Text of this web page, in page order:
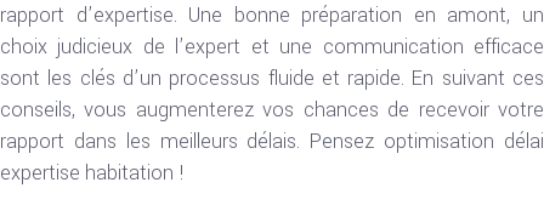
rapport d’expertise. Une bonne préparation en amont, un
choix judicieux de l’expert et une communication efficace
sont les clés d’un processus fluide et rapide. En suivant ces
conseils, vous augmenterez vos chances de recevoir votre
rapport dans les meilleurs délais. Pensez optimisation délai
expertise habitation !